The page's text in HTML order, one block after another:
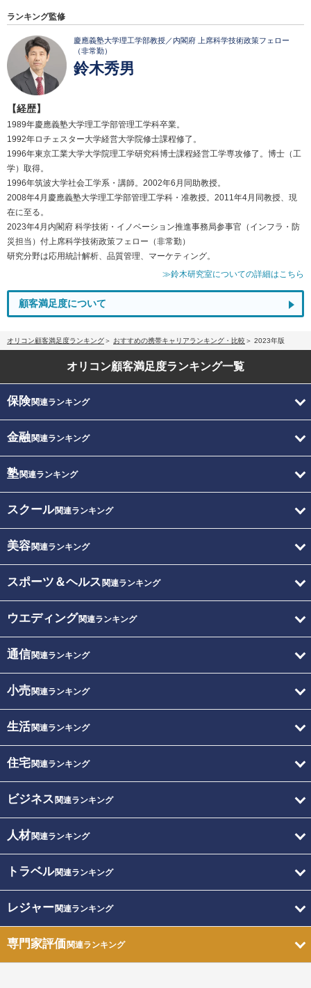
ランキング監修
慶應義塾大学理工学部教授／内閣府 上席科学技術政策フェロー
（非常勤）
鈴木秀男
【経歴】
1989年慶應義塾大学理工学部管理工学科卒業。
1992年ロチェスター大学経営大学院修士課程修了。
1996年東京工業大学大学院理工学研究科博士課程経営工学専攻修了。博士（工
学）取得。
1996年筑波大学社会工学系・講師。2002年6月同助教授。
2008年4月慶應義塾大学理工学部管理工学科・准教授。2011年4月同教授、現
在に至る。
2023年4月内閣府 科学技術・イノベーション推進事務局参事官（インフラ・防
災担当）付上席科学技術政策フェロー（非常勤）
研究分野は応用統計解析、品質管理、マーケティング。
≫鈴木研究室についての詳細はこちら
顧客満足度について
オリコン顧客満足度ランキング おすすめの携帯キャリアランキング・比較 2023年版
オリコン顧客満足度ランキング一覧
保険関連ランキング
金融関連ランキング
塾関連ランキング
スクール関連ランキング
美容関連ランキング
スポーツ＆ヘルス 関連ランキング
ウエディング関連ランキング
通信関連ランキング
小売関連ランキング
生活関連ランキング
住宅関連ランキング
ビジネス 関連ランキング
人材関連ランキング
トラベル関連ランキング
レジャー関連ランキング
専門家評価関連ランキング